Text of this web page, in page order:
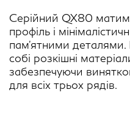
Серійний QX80
профіль і
пам'ятними деталями.
собі розкішні
забезпечуючи
для всіх трьох рядів.